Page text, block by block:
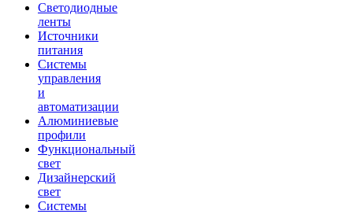
Светодиодные
ленты
Источники
питания
Системы
управления
и
автоматизации
Алюминиевые
профили
Функциональный
свет
Дизайнерский
свет
Системы